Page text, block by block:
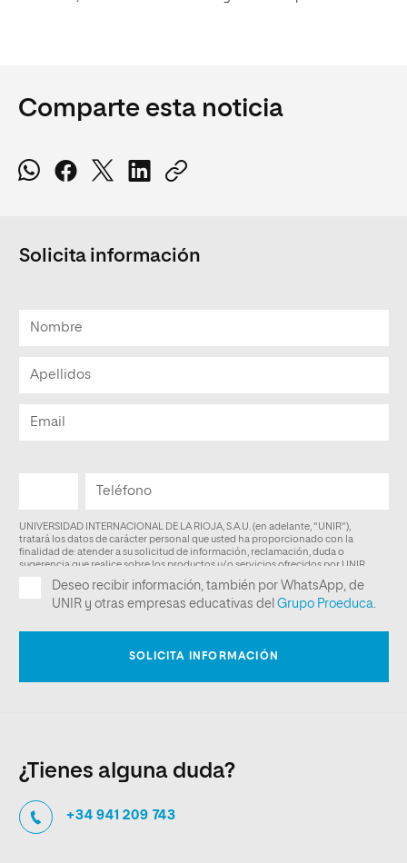
Comparte esta noticia
Solicita información
¿Tienes alguna duda?
+34 941 209 743